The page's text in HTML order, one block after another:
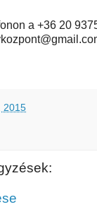
a +36 20
2015